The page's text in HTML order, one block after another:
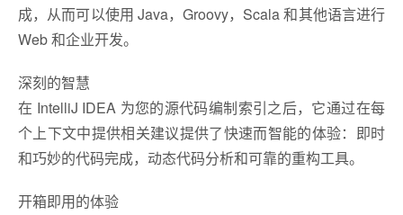
成，从而可以使用 Java，Groovy，Scala 和其他语言进行
Web 和企业开发。
深刻的智慧
在 IntelliJ IDEA 为您的源代码编制索引之后，它通过在每
个上下文中提供相关建议提供了快速而智能的体验：即时
和巧妙的代码完成，动态代码分析和可靠的重构工具。
开箱即用的体验